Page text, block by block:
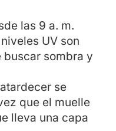
las 9 a. m.
UV son
buscar sombra y
se
que el muelle
lleva una capa